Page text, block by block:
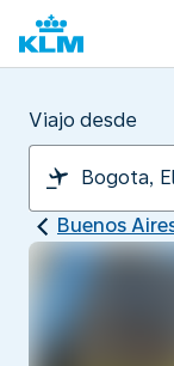
Viajo desde
Buenos